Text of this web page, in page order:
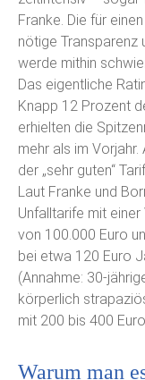
Franke. Die für
nötige Transparenz
werde mithin
Das eigentliche
Knapp 12 Prozent
erhielten die
mehr als im Vorjahr.
der „sehr guten“
Laut Franke und
Unfalltarife mit
von 100.000 Euro
bei etwa 120 Euro
(Annahme: 30-
körperlich
mit 200 bis 400
Warum man